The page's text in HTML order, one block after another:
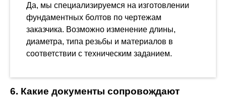
Да, мы специализируемся на изготовлении
фундаментных болтов по чертежам
заказчика. Возможно изменение длины,
диаметра, типа резьбы и материалов в
соответствии с техническим заданием.
6. Какие документы сопровождают